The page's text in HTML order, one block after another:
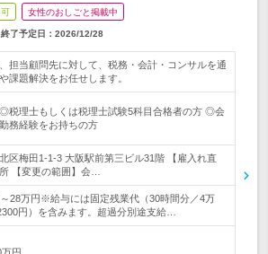
女性のおしごと掲載中
終了予定日： 2026/12/28
担当顧問先に対して、税務・会計・コンサルを通
課題解決をお任せします。
◎税理士もしくは税理士試験5科目合格者の方 ◎会
務経験をお持ちの方
区梅田1-1-3 大阪駅前第三ビル31階 【雇入れ直
【変更の範囲】会…
28万円※給与には固定残業代（30時間分／4万
円）を含みます。超過分別途支給…
円